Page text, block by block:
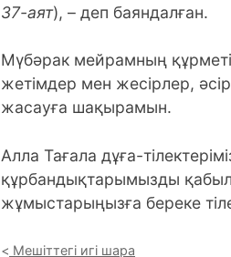
37-аят), – деп баяндалған.
Мүбәрак мейрамның
жетімдер мен жесірлер,
жасауға шақырамын.
Алла Тағала дұға-
құрбандықтарымызды
жұмыстарыңызға береке
Мешіттегі игі шара